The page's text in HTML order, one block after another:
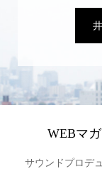
WEBマ
サウンドプロデ